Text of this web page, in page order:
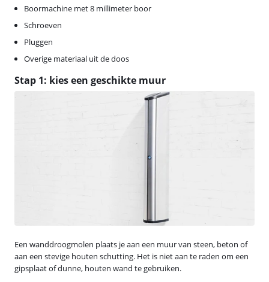
Boormachine met 8 millimeter boor
Schroeven
Pluggen
Overige materiaal uit de doos
Stap 1: kies een geschikte muur
Een wanddroogmolen plaats je aan een muur van steen, beton of
aan een stevige houten schutting. Het is niet aan te raden om een
gipsplaat of dunne, houten wand te gebruiken.